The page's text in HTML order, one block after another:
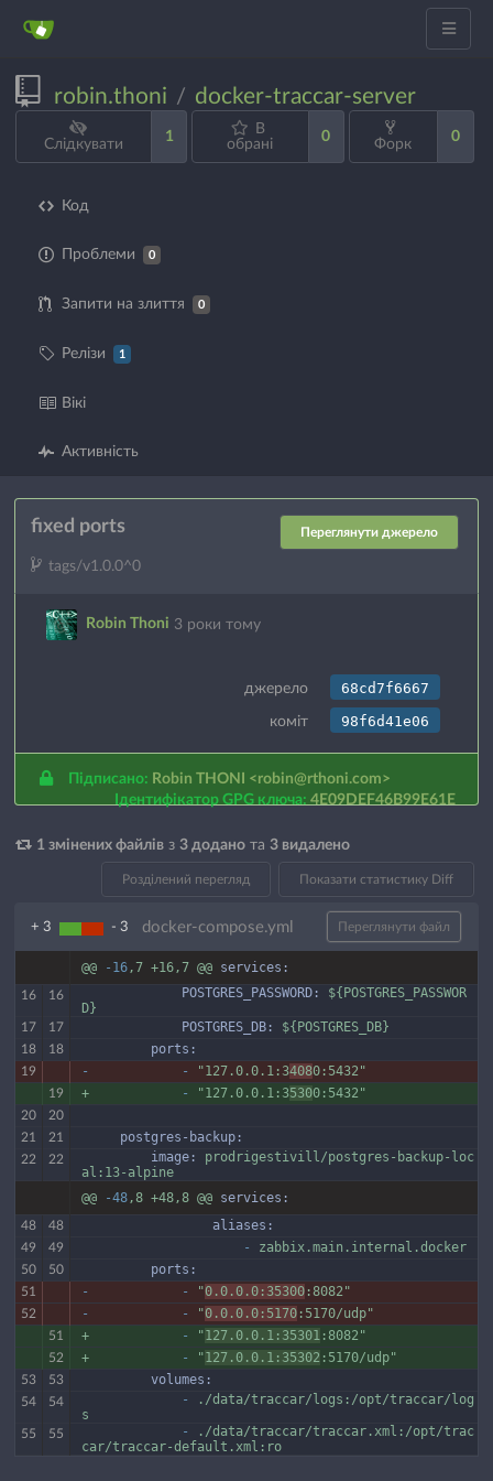
robin.thoni / docker-traccar-server
Слідкувати
1
В
обрані
0
Форк
0
Код
Проблеми 0
Запити на злиття 0
Релізи 1
Вікі
Активність
Переглянути джерело
fixed ports
tags/v1.0.0^0
Robin Thoni 3 роки тому
джерело 68cd7f6667
коміт 98f6d41e06
Підписано: Robin THONI
<robin@rthoni.com>
Ідентифікатор GPG ключа: 4E09DEF46B99E61E
1 змінених файлів з 3 додано та 3 видалено
Розділений перегляд Показати статистику Diff
+ 3 - 3 docker-compose.yml Переглянути файл
@@ -16,7 +16,7 @@ services:
16 16
             POSTGRES_PASSWORD:
${POSTGRES_PASSWOR
D}
17 17
             POSTGRES_DB:
${POSTGRES_DB}
18 18
         ports:
19 - - "127.0.0.1:34080:5432"
19 + - "127.0.0.1:35300:5432"
20
20
21
21
     postgres-backup:
22 22
         image:
prodrigestivill/postgres-backup-loc
al:13-alpine
@@
-48,8 +48,8 @@ services:
48 48
                 aliases:
49 49
                     -
zabbix.main.internal.docker
50 50
         ports:
51 - - "0.0.0.0:35300 :8082"
52 - - "0.0.0.0:5170 :5170/udp"
51 + - "127.0.0.1:35301 :8082"
52 + - "127.0.0.1:35302 :5170/udp"
53 53
         volumes:
54 54
             -
./data/traccar/logs:/opt/traccar/log
s
55 55
             -
./data/traccar/traccar.xml:/opt/trac
car/traccar-default.xml:ro